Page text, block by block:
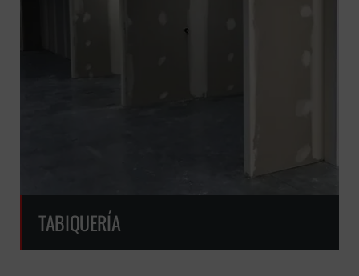
TABIQUERÍA